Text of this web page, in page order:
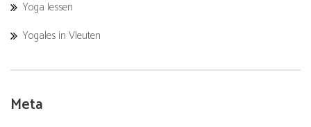
Yoga lessen
Yogales in Vleuten
Meta